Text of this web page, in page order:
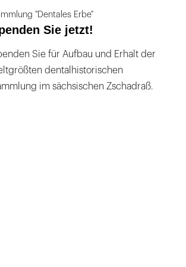
"Dentales Erbe"
Sie jetzt!
Sie für Aufbau und Erhalt der
dentalhistorischen
im sächsischen Zschadraß.